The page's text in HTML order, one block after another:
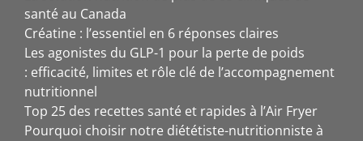
santé au Canada
Créatine : l’essentiel en 6 réponses claires
Les agonistes du GLP-1 pour la perte de poids
: efficacité, limites et rôle clé de l’accompagnement
nutritionnel
Top 25 des recettes santé et rapides à l’Air Fryer
Pourquoi choisir notre diététiste-nutritionniste à